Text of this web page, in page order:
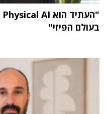
בעולם הפיזי"